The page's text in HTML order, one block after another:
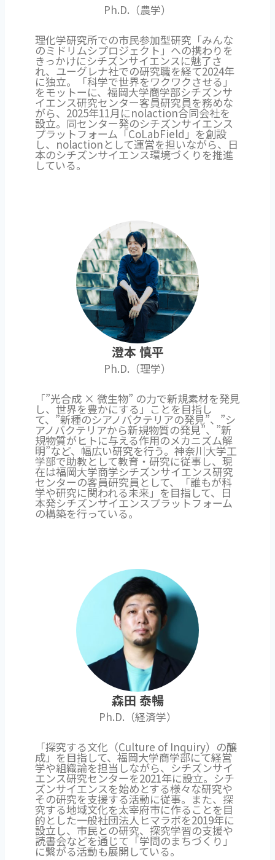
Ph.D.（農学）
理化学研究所での市民参加型研究「みんな
のミドリムシプロジェクト」への携わりを
きっかけにシチズンサイエンスに魅了さ
れ、ユーグレナ社での研究職を経て2024年
に独立。「科学で世界をワクワクさせる」
をモットーに、福岡大学商学部シチズンサ
イエンス研究センター客員研究員を務めな
がら、2025年11月にnolaction合同会社を
設立。同センター発のシチズンサイエンス
プラットフォーム「CoLabField」を創設
し、nolactionとして運営を担いながら、日
本のシチズンサイエンス環境づくりを推進
している。
澄本 慎平
Ph.D.（理学）
「”光合成 × 微生物” の力で新規素材を発見
し、世界を豊かにする」ことを目指し
て、”新種のシアノバクテリアの発見”、”シ
アノバクテリアから新規物質の発見”、”新
規物質がヒトに与える作用のメカニズム解
明”など、幅広い研究を行う。神奈川大学工
学部で助教として教育・研究に従事し、現
在は福岡大学商学シチズンサイエンス研究
センターの客員研究員として、「誰もが科
学や研究に関われる未来」を目指して、日
本発シチズンサイエンスプラットフォーム
の構築を行っている。
森田 泰暢
Ph.D.（経済学）
「探究する文化（Culture of Inquiry）の醸
成」を目指して、福岡大学商学部にて経営
学や組織論を担当しながら、シチズンサイ
エンス研究センターを2021年に設立。シチ
ズンサイエンスを始めとする様々な研究や
その研究を支援する活動に従事。また、探
究する地域文化を太宰府市に作ることを目
的とした一般社団法人ヒマラボを2019年に
設立し、市民との研究、探究学習の支援や
読書会などを通じて「学問のまちづくり」
に繋がる活動も展開している。